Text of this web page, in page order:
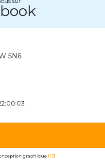
5N6
graphique H31